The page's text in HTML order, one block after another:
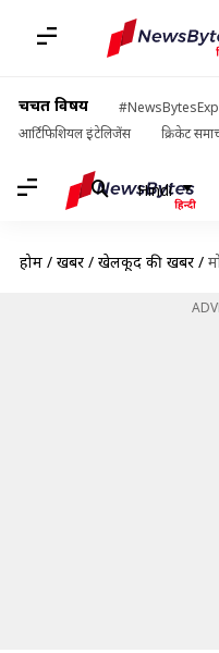
चर्चित विषय
आर्टिफिशियल इंटेलिजेंस
क्रिकेट
Hindi
होम / खबरें / खेलकूद की खबरें /